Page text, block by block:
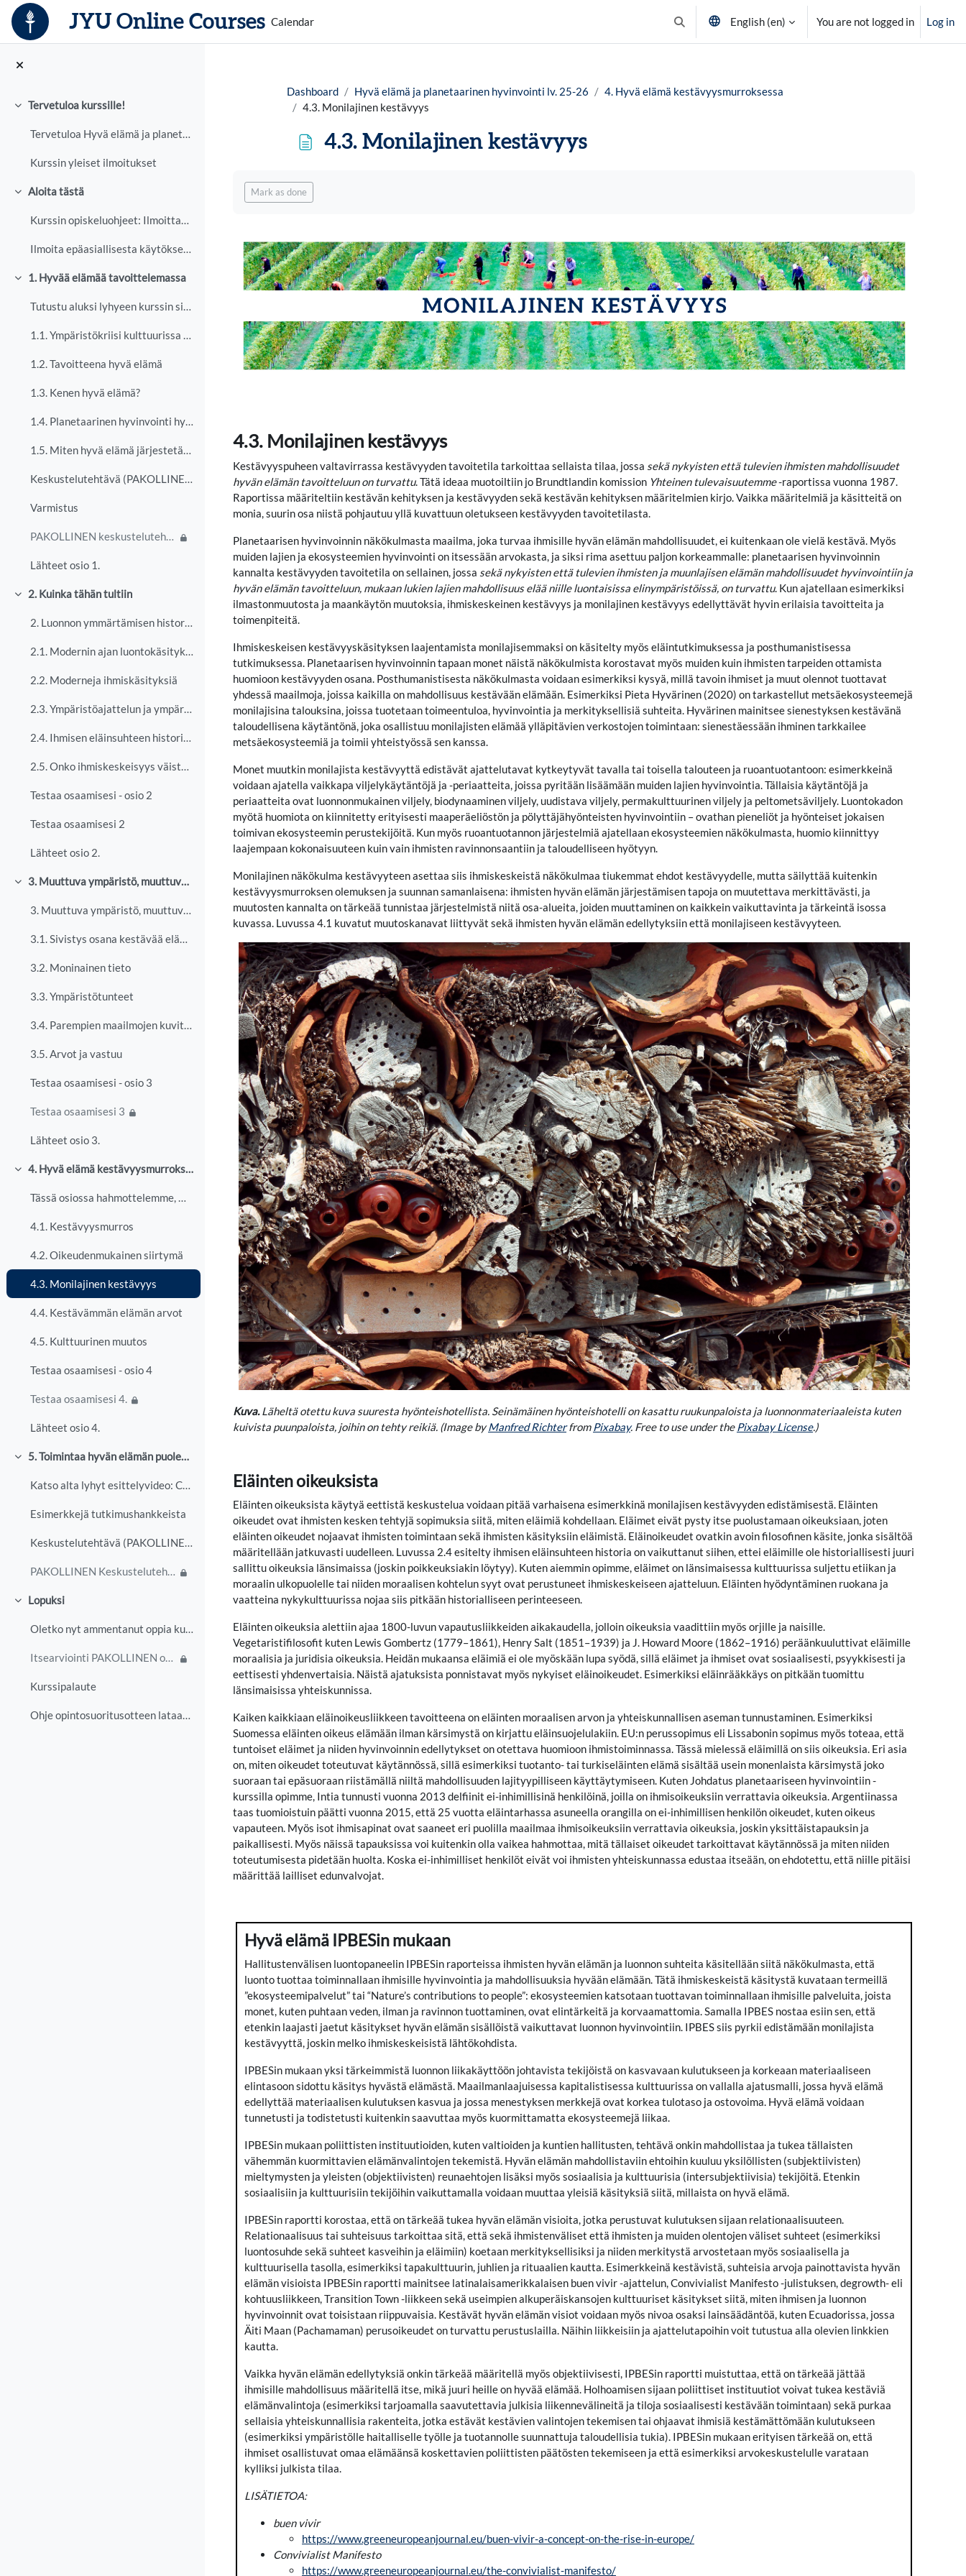
Skip to main content
JYU Online Courses Calendar
Toggle search input
English ‎(en)‎ You are not logged in Log in
Collapse
Tervetuloa kurssille!
Tervetuloa Hyvä elämä ja planetaarinen hyvinvointi...
Kurssin yleiset ilmoitukset
Collapse
Aloita tästä
Kurssin opiskeluohjeet: Ilmoittaudu kurssille täst...
Ilmoita epäasiallisesta käytöksestä
Collapse
1. Hyvää elämää tavoittelemassa
Tutustu aluksi lyhyeen kurssin sisältöön johdattel...
1.1. Ympäristökriisi kulttuurissa ja yhteiskunnassa
1.2. Tavoitteena hyvä elämä
1.3. Kenen hyvä elämä?
1.4. Planetaarinen hyvinvointi hyvän elämän edellytyksenä
1.5. Miten hyvä elämä järjestetään?
Keskustelutehtävä (PAKOLLINEN)
Varmistus
PAKOLLINEN keskustelutehtävä omia valintoja rajoittavista rakenteista.
Lähteet osio 1.
Collapse
2. Kuinka tähän tultiin
2. Luonnon ymmärtämisen historiaa Kun puhumme luon...
2.1. Modernin ajan luontokäsityksiä
2.2. Moderneja ihmiskäsityksiä
2.3. Ympäristöajattelun ja ympäristön arvottamisen muutoksia
2.4. Ihmisen eläinsuhteen historiaa
2.5. Onko ihmiskeskeisyys väistämätöntä?
Testaa osaamisesi - osio 2
Testaa osaamisesi 2
Lähteet osio 2.
Collapse
3. Muuttuva ympäristö, muuttuva tieto
3. Muuttuva ympäristö, muuttuva tieto Ympäristökri...
3.1. Sivistys osana kestävää elämäntapaa?
3.2. Moninainen tieto
3.3. Ympäristötunteet
3.4. Parempien maailmojen kuvittelu
3.5. Arvot ja vastuu
Testaa osaamisesi - osio 3
Testaa osaamisesi 3
Lähteet osio 3.
Collapse
4. Hyvä elämä kestävyysmurroksessa
Tässä osiossa hahmottelemme, miltä hyvä elämä kest...
4.1. Kestävyysmurros
4.2. Oikeudenmukainen siirtymä
4.3. Monilajinen kestävyys
4.4. Kestävämmän elämän arvot
4.5. Kulttuurinen muutos
Testaa osaamisesi - osio 4
Testaa osaamisesi 4.
Lähteet osio 4.
Collapse
5. Toimintaa hyvän elämän puolesta
Katso alta lyhyt esittelyvideo: Cannot display thi...
Esimerkkejä tutkimushankkeista
Keskustelutehtävä (PAKOLLINEN)
PAKOLLINEN Keskustelutehtävä
Collapse
Lopuksi
Oletko nyt ammentanut oppia kurssisisällöistä ja s...
Itsearviointi PAKOLLINEN osa kurssisuoritusta - saatavilla 30.9.2027 saakka
Kurssipalaute
Ohje opintosuoritusotteen lataamiseen todistukseksi
Dashboard Hyvä elämä ja planetaarinen hyvinvointi lv. 25-26
4. Hyvä elämä kestävyysmurroksessa
4.3. Monilajinen kestävyys
4.3. Monilajinen kestävyys
Mark as done
4.3. Monilajinen kestävyys
Kestävyyspuheen valtavirrassa kestävyyden tavoitetila tarkoittaa sellaista tilaa, jossa sekä nykyisten että tulevien ihmisten mahdollisuudet
hyvän elämän tavoitteluun on turvattu. Tätä ideaa muotoiltiin jo Brundtlandin komission Yhteinen tulevaisuutemme-raportissa vuonna 1987.
Raportissa määriteltiin kestävän kehityksen ja kestävyyden sekä kestävän kehityksen määritelmien kirjo. Vaikka määritelmiä ja käsitteitä on
monia, suurin osa niistä pohjautuu yllä kuvattuun oletukseen kestävyyden tavoitetilasta.
Planetaarisen hyvinvoinnin näkökulmasta maailma, joka turvaa ihmisille hyvän elämän mahdollisuudet, ei kuitenkaan ole vielä kestävä. Myös
muiden lajien ja ekosysteemien hyvinvointi on itsessään arvokasta, ja siksi rima asettuu paljon korkeammalle: planetaarisen hyvinvoinnin
kannalta kestävyyden tavoitetila on sellainen, jossa sekä nykyisten että tulevien ihmisten ja muunlajisen elämän mahdollisuudet hyvinvointiin ja
hyvän elämän tavoitteluun, mukaan lukien lajien mahdollisuus elää niille luontaisissa elinympäristöissä, on turvattu. Kun ajatellaan esimerkiksi
ilmastonmuutosta ja maankäytön muutoksia, ihmiskeskeinen kestävyys ja monilajinen kestävyys edellyttävät hyvin erilaisia tavoitteita ja
toimenpiteitä.
Ihmiskeskeisen kestävyyskäsityksen laajentamista monilajisemmaksi on käsitelty myös eläintutkimuksessa ja posthumanistisessa
tutkimuksessa. Planetaarisen hyvinvoinnin tapaan monet näistä näkökulmista korostavat myös muiden kuin ihmisten tarpeiden ottamista
huomioon kestävyyden osana. Posthumanistisesta näkökulmasta voidaan esimerkiksi kysyä, millä tavoin ihmiset ja muut olennot tuottavat
yhdessä maailmoja, joissa kaikilla on mahdollisuus kestävään elämään. Esimerkiksi Pieta Hyvärinen (2020) on tarkastellut metsäekosysteemejä
monilajisina talouksina, joissa tuotetaan toimeentuloa, hyvinvointia ja merkityksellisiä suhteita. Hyvärinen mainitsee sienestyksen kestävänä
taloudellisena käytäntönä, joka osallistuu monilajisten elämää ylläpitävien verkostojen toimintaan: sienestäessään ihminen tarkkailee
metsäekosysteemiä ja toimii yhteistyössä sen kanssa.
Monet muutkin monilajista kestävyyttä edistävät ajattelutavat kytkeytyvät tavalla tai toisella talouteen ja ruoantuotantoon: esimerkkeinä
voidaan ajatella vaikkapa viljelykäytäntöjä ja -periaatteita, joissa pyritään lisäämään muiden lajien hyvinvointia. Tällaisia käytäntöjä ja
periaatteita ovat luonnonmukainen viljely, biodynaaminen viljely, uudistava viljely, permakulttuurinen viljely ja peltometsäviljely. Luontokadon
myötä huomiota on kiinnitetty erityisesti maaperäeliöstön ja pölyttäjähyönteisten hyvinvointiin – ovathan pieneliöt ja hyönteiset jokaisen
toimivan ekosysteemin perustekijöitä. Kun myös ruoantuotannon järjestelmiä ajatellaan ekosysteemien näkökulmasta, huomio kiinnittyy
laajempaan kokonaisuuteen kuin vain ihmisten ravinnonsaantiin ja taloudelliseen hyötyyn.
Monilajinen näkökulma kestävyyteen asettaa siis ihmiskeskeistä näkökulmaa tiukemmat ehdot kestävyydelle, mutta säilyttää kuitenkin
kestävyysmurroksen olemuksen ja suunnan samanlaisena: ihmisten hyvän elämän järjestämisen tapoja on muutettava merkittävästi, ja
muutosten kannalta on tärkeää tunnistaa järjestelmistä niitä osa-alueita, joiden muuttaminen on kaikkein vaikuttavinta ja tärkeintä isossa
kuvassa. Luvussa 4.1 kuvatut muutoskanavat liittyvät sekä ihmisten hyvän elämän edellytyksiin että monilajiseen kestävyyteen.
Kuva.Läheltä otettu kuva suuresta hyönteishotellista. Seinämäinen hyönteishotelli on kasattu ruukunpaloista ja luonnonmateriaaleista kuten
kuivista puunpaloista, joihin on tehty reikiä. (Image byManfred RichterfromPixabay. Free to use under thePixabay License.)
Eläinten oikeuksista
Eläinten oikeuksista käytyä eettistä keskustelua voidaan pitää varhaisena esimerkkinä monilajisen kestävyyden edistämisestä. Eläinten
oikeudet ovat ihmisten kesken tehtyjä sopimuksia siitä, miten eläimiä kohdellaan. Eläimet eivät pysty itse puolustamaan oikeuksiaan, joten
eläinten oikeudet nojaavat ihmisten toimintaan sekä ihmisten käsityksiin eläimistä. Eläinoikeudet ovatkin avoin filosofinen käsite, jonka sisältöä
määritellään jatkuvasti uudelleen. Luvussa 2.4 esitelty ihmisen eläinsuhteen historia on vaikuttanut siihen, ettei eläimille ole historiallisesti juuri
sallittu oikeuksia länsimaissa (joskin poikkeuksiakin löytyy). Kuten aiemmin opimme, eläimet on länsimaisessa kulttuurissa suljettu etiikan ja
moraalin ulkopuolelle tai niiden moraalisen kohtelun syyt ovat perustuneet ihmiskeskeiseen ajatteluun. Eläinten hyödyntäminen ruokana ja
vaatteina nykykulttuurissa nojaa siis pitkään historialliseen perinteeseen.
Eläinten oikeuksia alettiin ajaa 1800-luvun vapautusliikkeiden aikakaudella, jolloin oikeuksia vaadittiin myös orjille ja naisille.
Vegetaristifilosofit kuten Lewis Gombertz (1779–1861), Henry Salt (1851–1939) ja J. Howard Moore (1862–1916) peräänkuuluttivat eläimille
moraalisia ja juridisia oikeuksia. Heidän mukaansa eläimiä ei ole myöskään lupa syödä, sillä eläimet ja ihmiset ovat sosiaalisesti, psyykkisesti ja
eettisesti yhdenvertaisia. Näistä ajatuksista ponnistavat myös nykyiset eläinoikeudet. Esimerkiksi eläinrääkkäys on pitkään tuomittu
länsimaisissa yhteiskunnissa.
Kaiken kaikkiaan eläinoikeusliikkeen tavoitteena on eläinten moraalisen arvon ja yhteiskunnallisen aseman tunnustaminen. Esimerkiksi
Suomessa eläinten oikeus elämään ilman kärsimystä on kirjattu eläinsuojelulakiin. EU:n perussopimus eli Lissabonin sopimus myös toteaa, että
tuntoiset eläimet ja niiden hyvinvoinnin edellytykset on otettava huomioon ihmistoiminnassa. Tässä mielessä eläimillä on siis oikeuksia. Eri asia
on, miten oikeudet toteutuvat käytännössä, sillä esimerkiksi tuotanto- tai turkiseläinten elämä sisältää usein monenlaista kärsimystä joko
suoraan tai epäsuoraan riistämällä niiltä mahdollisuuden lajityypilliseen käyttäytymiseen. Kuten Johdatus planetaariseen hyvinvointiin -
kurssilla opimme, Intia tunnusti vuonna 2013 delfiinit ei-inhimillisinä henkilöinä, joilla on ihmisoikeuksiin verrattavia oikeuksia. Argentiinassa
taas tuomioistuin päätti vuonna 2015, että 25 vuotta eläintarhassa asuneella orangilla on ei-inhimillisen henkilön oikeudet, kuten oikeus
vapauteen. Myös isot ihmisapinat ovat saaneet eri puolilla maailmaa ihmisoikeuksiin verrattavia oikeuksia, joskin yksittäistapauksin ja
paikallisesti. Myös näissä tapauksissa voi kuitenkin olla vaikea hahmottaa, mitä tällaiset oikeudet tarkoittavat käytännössä ja miten niiden
toteutumisesta pidetään huolta. Koska ei-inhimilliset henkilöt eivät voi ihmisten yhteiskunnassa edustaa itseään, on ehdotettu, että niille pitäisi
määrittää lailliset edunvalvojat.
Hyvä elämä IPBESin mukaan
Hallitustenvälisen luontopaneelin IPBESin raporteissa ihmisten hyvän elämän ja luonnon suhteita käsitellään siitä näkökulmasta, että
luonto tuottaa toiminnallaan ihmisille hyvinvointia ja mahdollisuuksia hyvään elämään. Tätä ihmiskeskeistä käsitystä kuvataan termeillä
”ekosysteemipalvelut” tai “Nature’s contributions to people”: ekosysteemien katsotaan tuottavan toiminnallaan ihmisille palveluita, joista
monet, kuten puhtaan veden, ilman ja ravinnon tuottaminen, ovat elintärkeitä ja korvaamattomia. Samalla IPBES nostaa esiin sen, että
etenkin laajasti jaetut käsitykset hyvän elämän sisällöistä vaikuttavat luonnon hyvinvointiin. IPBES siis pyrkii edistämään monilajista
kestävyyttä, joskin melko ihmiskeskeisistä lähtökohdista.
IPBESin mukaan yksi tärkeimmistä luonnon liikakäyttöön johtavista tekijöistä on kasvavaan kulutukseen ja korkeaan materiaaliseen
elintasoon sidottu käsitys hyvästä elämästä. Maailmanlaajuisessa kapitalistisessa kulttuurissa on vallalla ajatusmalli, jossa hyvä elämä
edellyttää materiaalisen kulutuksen kasvua ja jossa menestyksen merkkejä ovat korkea tulotaso ja ostovoima. Hyvä elämä voidaan
tunnetusti ja todistetusti kuitenkin saavuttaa myös kuormittamatta ekosysteemejä liikaa.
IPBESin mukaan poliittisten instituutioiden, kuten valtioiden ja kuntien hallitusten, tehtävä onkin mahdollistaa ja tukea tällaisten
vähemmän kuormittavien elämänvalintojen tekemistä. Hyvän elämän mahdollistaviin ehtoihin kuuluu yksilöllisten (subjektiivisten)
mieltymysten ja yleisten (objektiivisten) reunaehtojen lisäksi myös sosiaalisia ja kulttuurisia (intersubjektiivisia) tekijöitä. Etenkin
sosiaalisiin ja kulttuurisiin tekijöihin vaikuttamalla voidaan muuttaa yleisiä käsityksiä siitä, millaista on hyvä elämä.
IPBESin raportti korostaa, että on tärkeää tukea hyvän elämän visioita, jotka perustuvat kulutuksen sijaan relationaalisuuteen.
Relationaalisuus tai suhteisuus tarkoittaa sitä, että sekä ihmistenväliset että ihmisten ja muiden olentojen väliset suhteet (esimerkiksi
luontosuhde sekä suhteet kasveihin ja eläimiin) koetaan merkityksellisiksi ja niiden merkitystä arvostetaan myös sosiaalisella ja
kulttuurisella tasolla, esimerkiksi tapakulttuurin, juhlien ja rituaalien kautta. Esimerkkeinä kestävistä, suhteisia arvoja painottavista hyvän
elämän visioista IPBESin raportti mainitsee latinalaisamerikkalaisen buen vivir -ajattelun, Convivialist Manifesto -julistuksen, degrowth- eli
kohtuusliikkeen, Transition Town -liikkeen sekä useimpien alkuperäiskansojen kulttuuriset käsitykset siitä, miten ihmisen ja luonnon
hyvinvoinnit ovat toisistaan riippuvaisia. Kestävät hyvän elämän visiot voidaan myös nivoa osaksi lainsäädäntöä, kuten Ecuadorissa, jossa
Äiti Maan (Pachamaman) perusoikeudet on turvattu perustuslailla. Näihin liikkeisiin ja ajattelutapoihin voit tutustua alla olevien linkkien
kautta.
Vaikka hyvän elämän edellytyksiä onkin tärkeää määritellä myös objektiivisesti, IPBESin raportti muistuttaa, että on tärkeää jättää
ihmisille mahdollisuus määritellä itse, mikä juuri heille on hyvää elämää. Holhoamisen sijaan poliittiset instituutiot voivat tukea kestäviä
elämänvalintoja (esimerkiksi tarjoamalla saavutettavia julkisia liikennevälineitä ja tiloja sosiaalisesti kestävään toimintaan) sekä purkaa
sellaisia yhteiskunnallisia rakenteita, jotka estävät kestävien valintojen tekemisen tai ohjaavat ihmisiä kestämättömään kulutukseen
(esimerkiksi ympäristölle haitalliselle työlle ja tuotannolle suunnattuja taloudellisia tukia). IPBESin mukaan erityisen tärkeää on, että
ihmiset osallistuvat omaa elämäänsä koskettavien poliittisten päätösten tekemiseen ja että esimerkiksi arvokeskustelulle varataan
kylliksi julkista tilaa.
LISÄTIETOA:
buen vivir
https://www.greeneuropeanjournal.eu/buen-vivir-a-concept-on-the-rise-in-europe/
Convivialist Manifesto
https://www.greeneuropeanjournal.eu/the-convivialist-manifesto/